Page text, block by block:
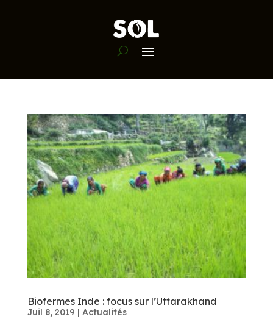
Biofermes Inde : focus sur l’Uttarakhand
Juil 8, 2019 | Actualités